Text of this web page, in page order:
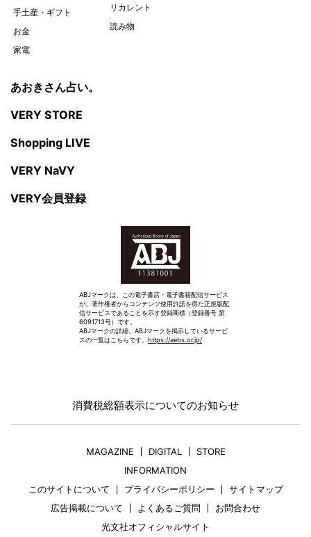
手土産・ギフト
お金
家電
リカレント
読み物
あおきさん占い。
VERY STORE
Shopping LIVE
VERY NaVY
VERY会員登録
ABJマークは、この電子書店・電子書籍配信サービス
が、著作権者からコンテンツ使用許諾を得た正規版配
信サービスであることを示す登録商標（登録番号 第
6091713号）です。
ABJマークの詳細、ABJマークを掲示しているサービ
スの一覧はこちらです。 https://aebs.or.jp/
消費税総額表示についてのお知らせ
MAGAZINE DIGITAL
STORE
INFORMATION
このサイトについて
プライバシーポリシー
サイトマップ
広告掲載について
よくあるご質問
お問合わせ
光文社オフィシャルサイト